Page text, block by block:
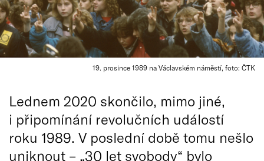
19. prosince 1989 na Václavském náměstí, foto: ČTK
Lednem 2020 skončilo, mimo jiné,
i připomínání revolučních událostí
roku 1989. V poslední době tomu nešlo
uniknout – „30 let svobody“ bylo